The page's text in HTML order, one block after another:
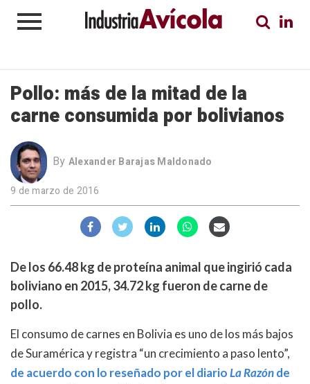
Pollo: más de la mitad de la
carne consumida por bolivianos
By Alexander Barajas Maldonado
9 de marzo de 2016
De los 66.48 kg de proteína animal que ingirió cada
boliviano en 2015, 34.72 kg fueron de carne de
pollo.
El consumo de carnes en Bolivia es uno de los más bajos
de Suramérica y registra “un crecimiento a paso lento”,
de acuerdo con lo reseñado por el diarioLa Razónde